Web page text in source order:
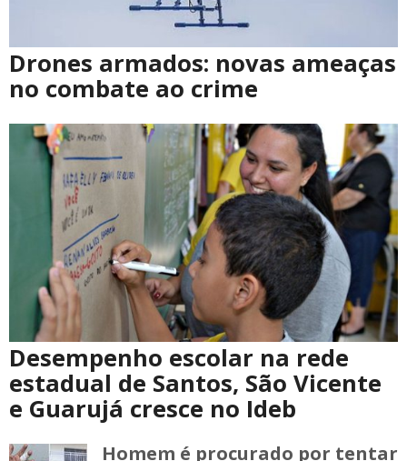
Drones armados: novas ameaças
no combate ao crime
Desempenho escolar na rede
estadual de Santos, São Vicente
e Guarujá cresce no Ideb
Homem é procurado por tentar